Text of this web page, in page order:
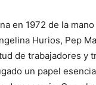
en 1972 de la
Hurios, Pep
de trabajadores y
un papel